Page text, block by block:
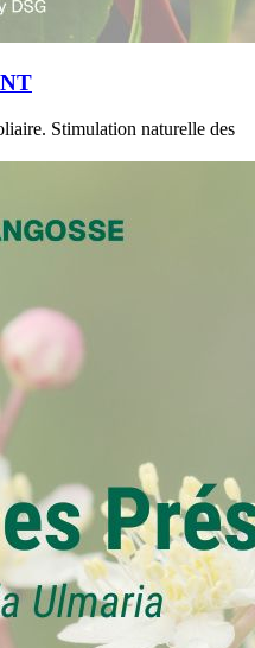
Stimulation naturelle des